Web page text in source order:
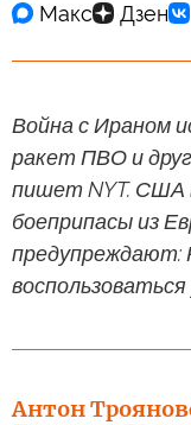
Война с Ираном
ракет ПВО и
пишет NYT. США
боеприпасы из
предупреждают:
Антон